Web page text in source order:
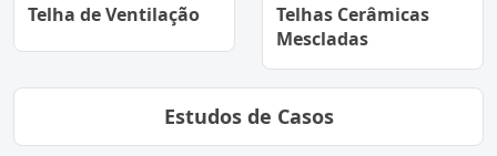
Telha de Ventilação
Telhas Cerâmicas
Mescladas
Estudos de Casos